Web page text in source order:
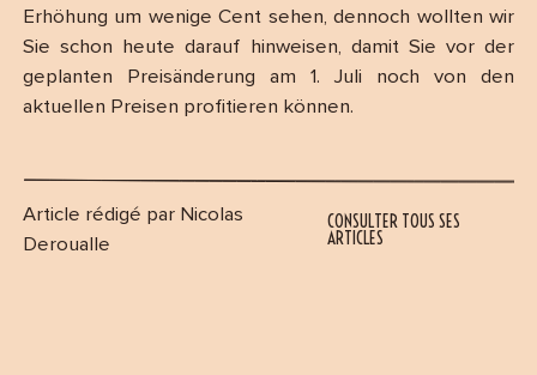
Erhöhung um wenige Cent sehen, dennoch wollten wir
Sie schon heute darauf hinweisen, damit Sie vor der
geplanten Preisänderung am 1. Juli noch von den
aktuellen Preisen profitieren können.
Article rédigé par Nicolas
Deroualle
CONSULTER TOUS SES
ARTICLES